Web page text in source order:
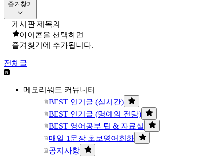
즐겨찾기
게시판 제목의
아이콘을 선택하면
즐겨찾기에 추가됩니다.
전체글
메모리워드 커뮤니티
BEST 인기글 (실시간)
BEST 인기글 (명예의 전당)
BEST 영어공부 팁 & 자료실
매일 1문장 초보영어회화
공지사항